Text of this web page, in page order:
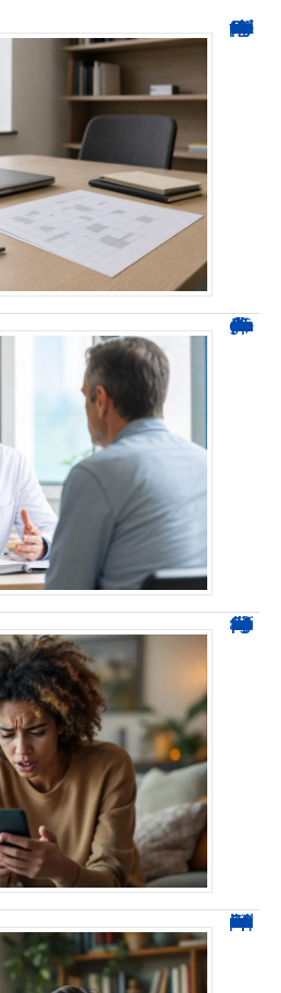
Hyperplanning INSA CVL : comment suivre votre planning ?
Durée d’arrêt après un stent : des repères, pas une règle fixe
0424 démarchage : reconnaître l’appel et agir sans se tromper
0270 spam : reconnaître ces appels et les bloquer sans erreur